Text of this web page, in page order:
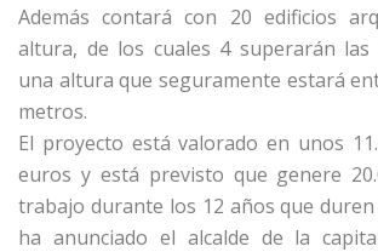
Además contará con 20 edificios
altura, de los cuales 4 superarán las
una altura que seguramente estará
metros.
El proyecto está valorado en unos
euros y está previsto que genere
trabajo durante los 12 años que
ha anunciado el alcalde de la